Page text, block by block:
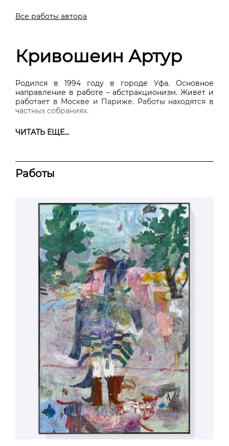
Все работы автора
Кривошеин Артур
Родился в 1994 году в городе Уфа. Основное
направление в работе – абстракционизм. Живет и
работает в Москве и Париже. Работы находятся в
частных собраниях.
ЧИТАТЬ ЕЩЕ...
Работы